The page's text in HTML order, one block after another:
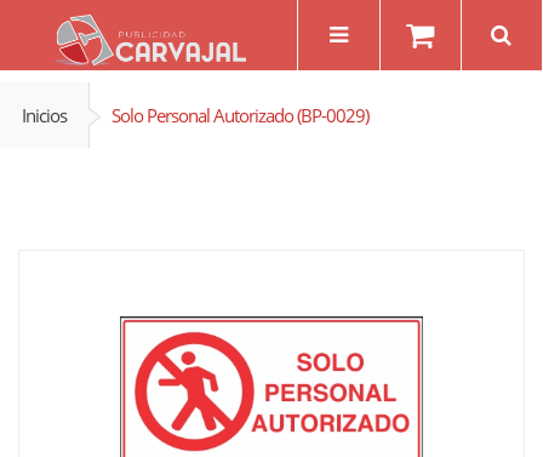
Inicios Solo Personal Autorizado (BP-0029)